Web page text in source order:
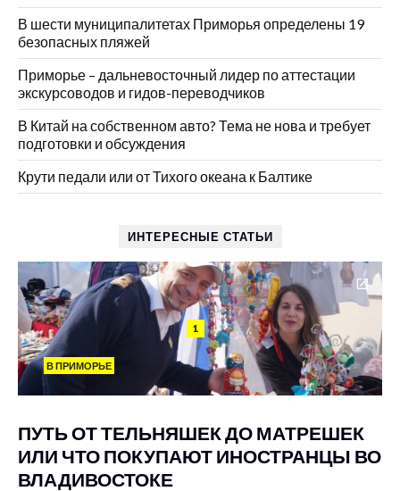
В шести муниципалитетах Приморья определены 19
безопасных пляжей
Приморье – дальневосточный лидер по аттестации
экскурсоводов и гидов-переводчиков
В Китай на собственном авто? Тема не нова и требует
подготовки и обсуждения
Крути педали или от Тихого океана к Балтике
ИНТЕРЕСНЫЕ СТАТЬИ
1
В ПРИМОРЬЕ
ПУТЬ ОТ ТЕЛЬНЯШЕК ДО МАТРЕШЕК
ИЛИ ЧТО ПОКУПАЮТ ИНОСТРАНЦЫ ВО
ВЛАДИВОСТОКЕ